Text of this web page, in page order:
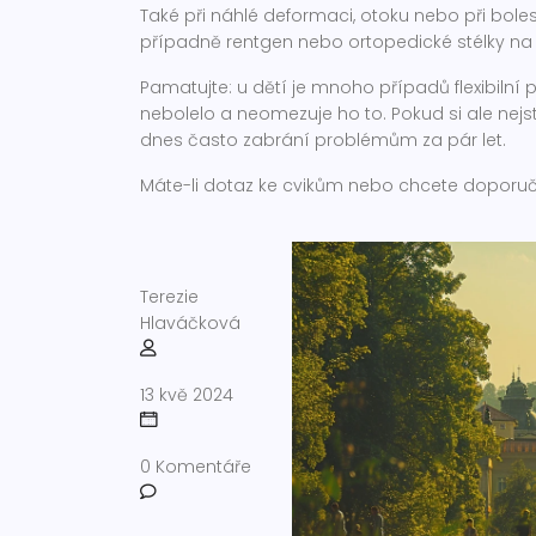
Také při náhlé deformaci, otoku nebo při
případně rentgen nebo ortopedické stélky
Pamatujte: u dětí je mnoho případů flexibilní
nebolelo a neomezuje ho to. Pokud si ale
dnes často zabrání problémům za pár let.
Máte-li dotaz ke cvikům nebo chcete
Terezie
Hlaváčková
13 kvě 2024
0 Komentáře